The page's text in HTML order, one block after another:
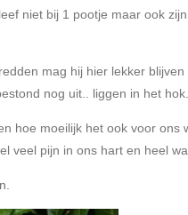
niet bij 1 pootje maar ook
mag hij hier lekker
nog uit.. liggen in het
hoe moeilijk het ook voor
veel pijn in ons hart en heel